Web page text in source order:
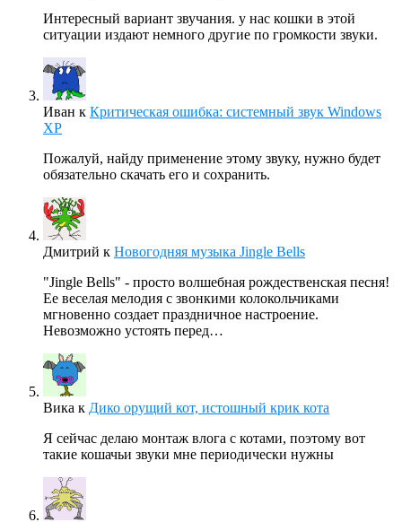
Интересный вариант звучания. у нас кошки в этой
ситуации издают немного другие по громкости звуки.
Иван к Критическая ошибка: системный звук Windows
XP
Пожалуй, найду применение этому звуку, нужно будет
обязательно скачать его и сохранить.
Дмитрий к Новогодняя музыка Jingle Bells
"Jingle Bells" - просто волшебная рождественская песня!
Ее веселая мелодия с звонкими колокольчиками
мгновенно создает праздничное настроение.
Невозможно устоять перед…
Вика к Дико орущий кот, истошный крик кота
Я сейчас делаю монтаж влога с котами, поэтому вот
такие кошачьи звуки мне периодически нужны